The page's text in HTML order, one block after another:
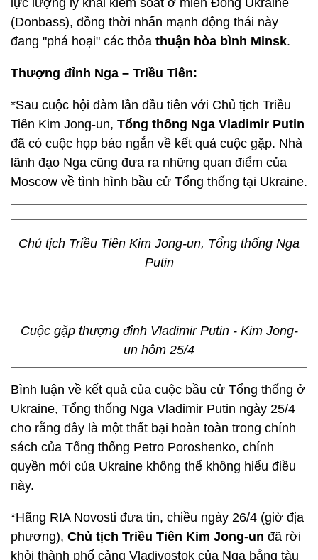
lực lượng ly khai kiểm soát ở miền Đông Ukraine
(Donbass), đồng thời nhấn mạnh động thái này
đang "phá hoại" các thỏa thuận hòa bình Minsk.
Thượng đỉnh Nga – Triều Tiên:
*Sau cuộc hội đàm lần đầu tiên với Chủ tịch Triều
Tiên Kim Jong-un, Tổng thống Nga Vladimir Putin
đã có cuộc họp báo ngắn về kết quả cuộc gặp. Nhà
lãnh đạo Nga cũng đưa ra những quan điểm của
Moscow về tình hình bầu cử Tổng thống tại Ukraine.
Chủ tịch Triều Tiên Kim Jong-un, Tổng thống Nga
Putin
Cuộc gặp thượng đỉnh Vladimir Putin - Kim Jong-
un hôm 25/4
Bình luận về kết quả của cuộc bầu cử Tổng thống ở
Ukraine, Tổng thống Nga Vladimir Putin ngày 25/4
cho rằng đây là một thất bại hoàn toàn trong chính
sách của Tổng thống Petro Poroshenko, chính
quyền mới của Ukraine không thể không hiểu điều
này.
*Hãng RIA Novosti đưa tin, chiều ngày 26/4 (giờ địa
phương), Chủ tịch Triều Tiên Kim Jong-un đã rời
khỏi thành phố cảng Vladivostok của Nga bằng tàu